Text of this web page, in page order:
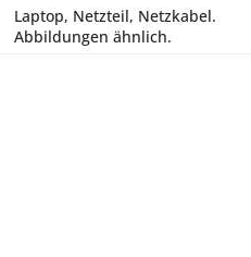
Laptop, Netzteil, Netzkabel.
Abbildungen ähnlich.